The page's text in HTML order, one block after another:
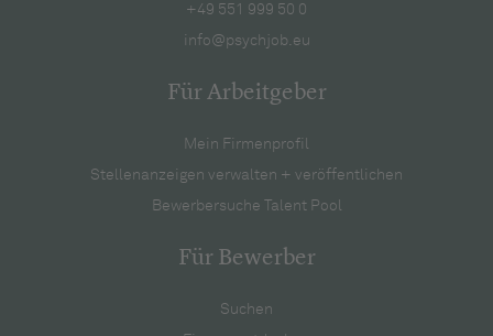
+49 551 999 50 0
info@psychjob.eu
Für Arbeitgeber
Mein Firmenprofil
Stellenanzeigen verwalten + veröffentlichen
Bewerbersuche Talent Pool
Für Bewerber
Suchen